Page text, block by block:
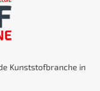
Kunststofbranche in